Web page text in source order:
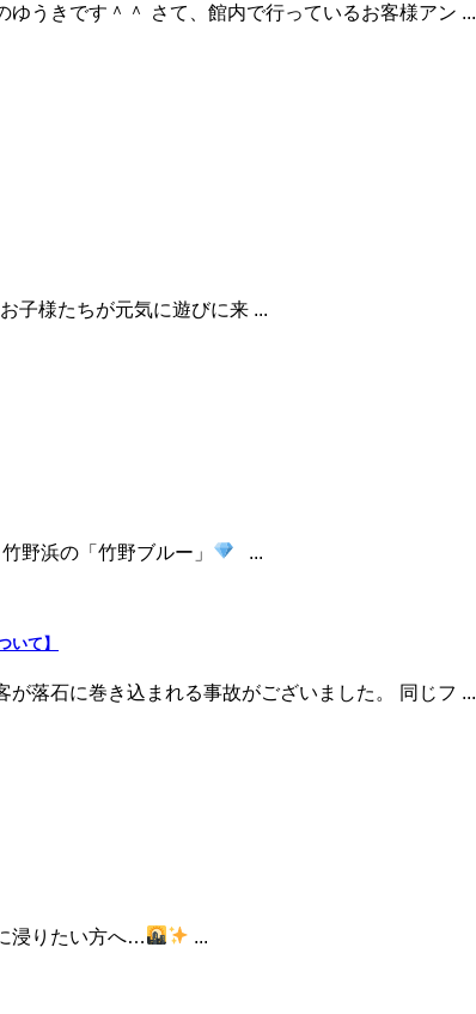
うきです＾＾ さて、館内で行っているお客様アン ...
子様たちが元気に遊びに来 ...
野浜の「竹野ブルー」 ...
いて】
が落石に巻き込まれる事故がございました。 同じフ ...
浸りたい方へ… ...